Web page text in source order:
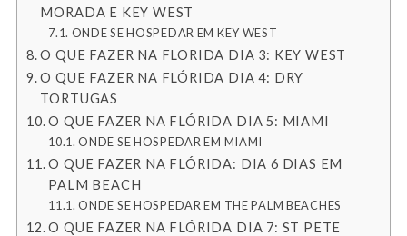
MORADA E KEY WEST
ONDE SE HOSPEDAR EM KEY WEST
O QUE FAZER NA FLORIDA DIA 3: KEY WEST
O QUE FAZER NA FLÓRIDA DIA 4: DRY
TORTUGAS
O QUE FAZER NA FLÓRIDA DIA 5: MIAMI
ONDE SE HOSPEDAR EM MIAMI
O QUE FAZER NA FLÓRIDA: DIA 6 DIAS EM
PALM BEACH
ONDE SE HOSPEDAR EM THE PALM BEACHES
O QUE FAZER NA FLÓRIDA DIA 7: ST PETE